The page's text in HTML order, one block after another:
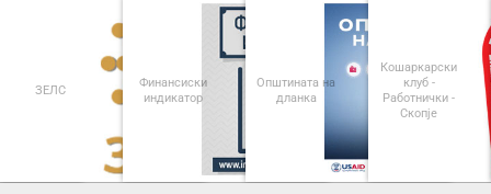
ЗЕЛС
Финансиски
индикатор
Општината на
дланка
Кошаркарски
клуб -
Работнички -
Скопје